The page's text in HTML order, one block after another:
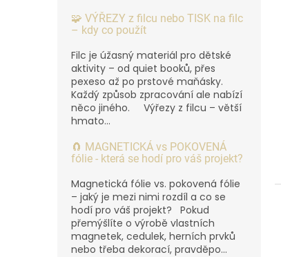
🧩 VÝŘEZY z filcu nebo TISK na filc
– kdy co použít
Filc je úžasný materiál pro dětské
aktivity – od quiet booků, přes
pexeso až po prstové maňásky.
Každý způsob zpracování ale nabízí
něco jiného. Výřezy z filcu – větší
hmato...
🧲 MAGNETICKÁ vs POKOVENÁ
fólie - která se hodí pro váš projekt?
Magnetická fólie vs. pokovená fólie
– jaký je mezi nimi rozdíl a co se
hodí pro váš projekt? Pokud
přemýšlíte o výrobě vlastních
magnetek, cedulek, herních prvků
nebo třeba dekorací, pravděpo...